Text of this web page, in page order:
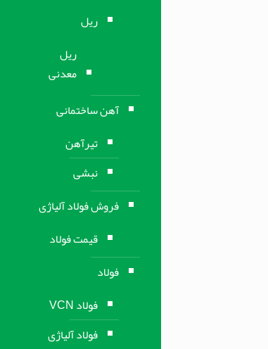
ریل
ریل
معدنی
آهن ساختمانی
تیرآهن
نبشی
فروش فولاد آلیاژی
قیمت فولاد
فولاد
فولاد VCN
فولاد آلیاژی